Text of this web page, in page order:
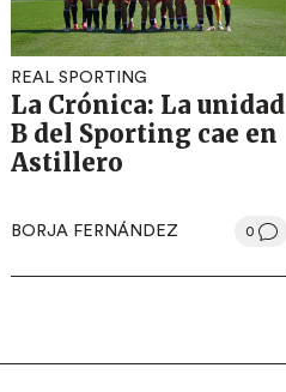
REAL SPORTING
La Crónica: La unidad
B del Sporting cae en
Astillero
BORJA FERNÁNDEZ 0